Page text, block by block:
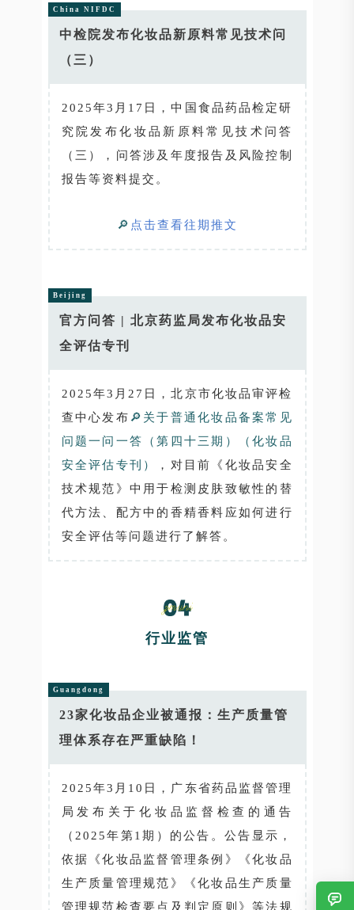
China NIFDC
中检院发布化妆品新原料常见技术问
（三）
2025年3月17日，中国食品药品检定研
究院发布化妆品新原料常见技术问答
（三），问答涉及年度报告及风险控制
报告等资料提交。
🔎 点击查看往期推文
Beijing
官方问答 | 北京药监局发布化妆品安
全评估专刊
2025年3月27日，北京市化妆品审评检
查中心发布🔎关于普通化妆品备案常见
问题一问一答（第四十三期）（化妆品
安全评估专刊）
，对目前《化妆品安全
技术规范》中用于检测皮肤致敏性的替
代方法、配方中的香精香料应如何进行
安全评估等问题进行了解答。
行业监管
Guangdong
23家化妆品企业被通报：生产质量管
理体系存在严重缺陷！
2025年3月10日，广东省药品监督管理
局发布关于化妆品监督检查的通告
（2025年第1期）的公告。公告显示，
依据《化妆品监督管理条例》《化妆品
生产质量管理规范》《化妆品生产质量
管理规范检查要点及判定原则》等法规